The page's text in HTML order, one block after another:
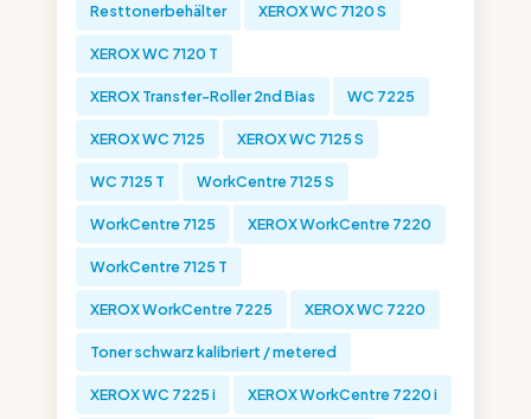
Resttonerbehälter XEROX WC 7120 S
XEROX WC 7120 T
XEROX Transfer-Roller 2nd Bias WC 7225
XEROX WC 7125 XEROX WC 7125 S
WC 7125 T WorkCentre 7125 S
WorkCentre 7125 XEROX WorkCentre 7220
WorkCentre 7125 T
XEROX WorkCentre 7225 XEROX WC 7220
Toner schwarz kalibriert / metered
XEROX WC 7225 i XEROX WorkCentre 7220 i